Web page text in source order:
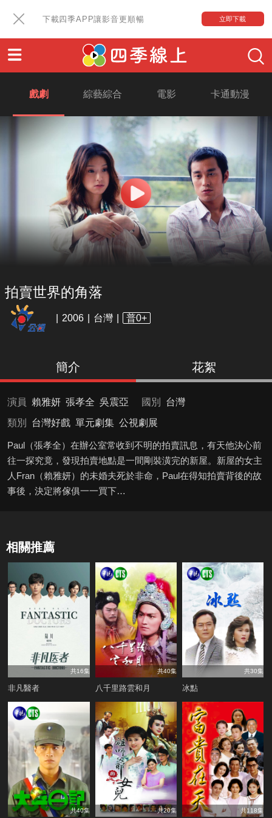
下載四季APP讓影音更順暢 立即下載
戲劇 綜藝綜合 電影 卡通動漫
拍賣世界的角落
2006 台灣 普0+
簡介 花絮
演員 賴雅妍 張孝全 吳震亞 國別
台灣
類別
台灣好戲 單元劇集 公視劇展
Paul（張孝全）在辦公室常收到不明的拍賣訊息，有天他決心前
往一探究竟，發現拍賣地點是一間剛裝潢完的新屋。新屋的女主
人Fran（賴雅妍）的未婚夫死於非命，Paul在得知拍賣背後的故
事後，決定將傢俱一一買下…
相關推薦
共16集
非凡醫者
共40集
八千里路雲和月
共30集
冰點
共40集 共20集 共118集